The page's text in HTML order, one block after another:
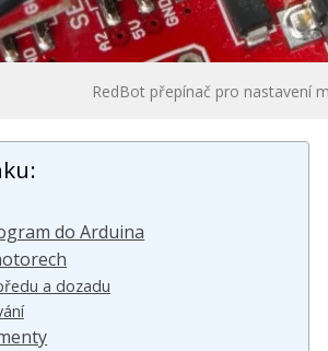
RedBot přepínač pro nastavení
do Arduina
a dozadu